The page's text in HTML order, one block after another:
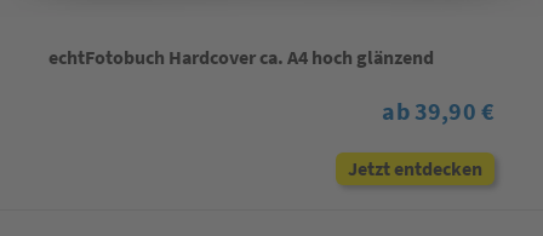
echtFotobuch Hardcover ca. A4 hoch glänzend
ab 39,90 €
Jetzt entdecken